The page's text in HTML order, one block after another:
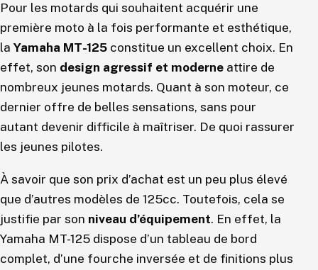
Pour les motards qui souhaitent acquérir une
première moto à la fois performante et esthétique,
la Yamaha MT-125 constitue un excellent choix. En
effet, son design agressif et moderne attire de
nombreux jeunes motards. Quant à son moteur, ce
dernier offre de belles sensations, sans pour
autant devenir difficile à maîtriser. De quoi rassurer
les jeunes pilotes.
À savoir que son prix d’achat est un peu plus élevé
que d’autres modèles de 125cc. Toutefois, cela se
justifie par son niveau d’équipement. En effet, la
Yamaha MT-125 dispose d’un tableau de bord
complet, d’une fourche inversée et de finitions plus